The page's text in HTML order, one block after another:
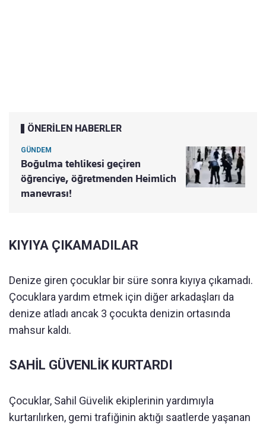
ÖNERİLEN HABERLER
GÜNDEM
Boğulma tehlikesi geçiren
öğrenciye, öğretmenden Heimlich
manevrası!
KIYIYA ÇIKAMADILAR
Denize giren çocuklar bir süre sonra kıyıya çıkamadı.
Çocuklara yardım etmek için diğer arkadaşları da
denize atladı ancak 3 çocukta denizin ortasında
mahsur kaldı.
SAHİL GÜVENLİK KURTARDI
Çocuklar, Sahil Güvelik ekiplerinin yardımıyla
kurtarılırken, gemi trafiğinin aktığı saatlerde yaşanan